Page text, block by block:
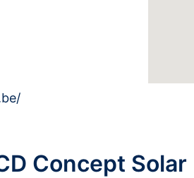
Concept Solar